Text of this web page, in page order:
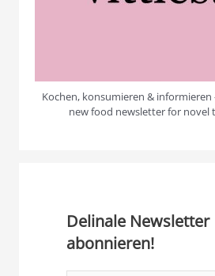
Kochen, konsumieren & informieren
new food newsletter for novel
Delinale Newsletter
abonnieren!